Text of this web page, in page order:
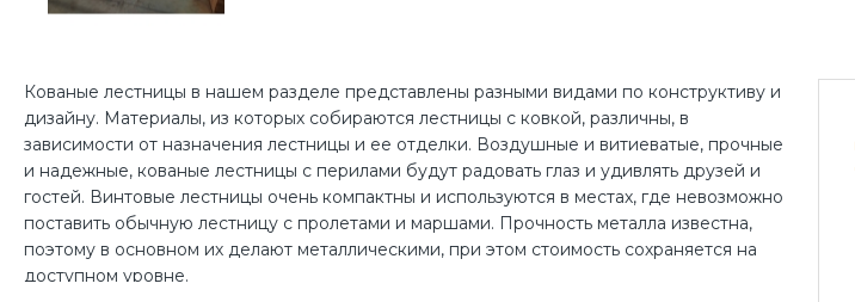
Кованые лестницы в нашем разделе представлены разными видами по конструктиву и
дизайну. Материалы, из которых собираются лестницы с ковкой, различны, в
зависимости от назначения лестницы и ее отделки. Воздушные и витиеватые, прочные
и надежные, кованые лестницы с перилами будут радовать глаз и удивлять друзей и
гостей. Винтовые лестницы очень компактны и используются в местах, где невозможно
поставить обычную лестницу с пролетами и маршами. Прочность металла известна,
поэтому в основном их делают металлическими, при этом стоимость сохраняется на
доступном уровне.